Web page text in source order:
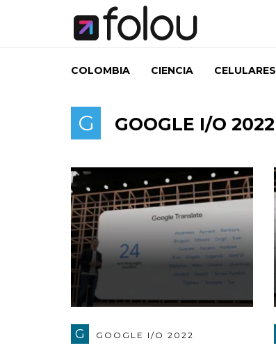
COLOMBIA CIENCIA CELULARES
G GOOGLE I/O 2022
G GOOGLE I/O 2022